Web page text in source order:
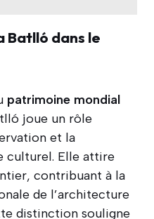
Batlló dans le
patrimoine mondial
joue un rôle
et la
culturel. Elle attire
contribuant à la
de l’architecture
distinction souligne